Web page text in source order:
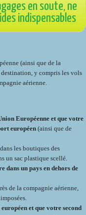
en soute, ne
indispensables
(ainsi que de la
y compris les vols
aérienne.
Européenne et que votre
européen (ainsi que de
les boutiques des
un sac plastique scellé.
dans un pays en dehors de
de la compagnie aérienne,
et que votre second